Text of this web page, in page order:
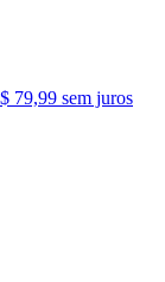
79,99 sem juros